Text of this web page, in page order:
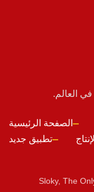
الصفحة الرئيسية
تطبيق جديد
الإنتاج
Sloky, The